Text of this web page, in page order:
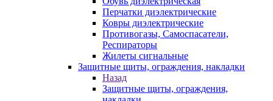
Перчатки диэлектрические
Ковры диэлектрические
Противогазы, Самоспасатели,
Респираторы
Жилеты сигнальные
Защитные щиты, ограждения, накладки
Назад
Защитные щиты, ограждения,